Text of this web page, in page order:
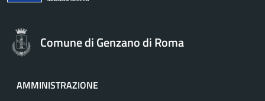
Comune di Genzano di Roma
AMMINISTRAZIONE